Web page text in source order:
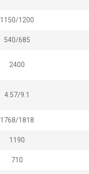
1150/1200
540/685
2400
4.57/9.1
1768/1818
1190
710